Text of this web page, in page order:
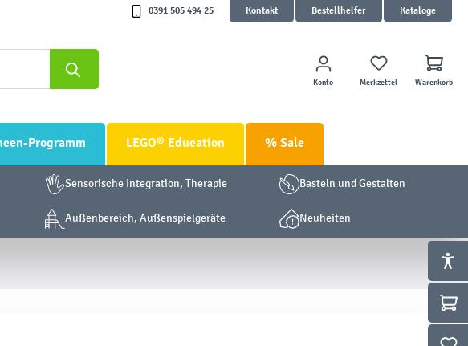
0391 505 494 25 Kontakt Bestellhelfer Kataloge
Konto Merkzettel Warenkorb
Programm LEGO® Education % Sale
Sensorische Integration, Therapie Basteln und Gestalten
Außenbereich, Außenspielgeräte Neuheiten